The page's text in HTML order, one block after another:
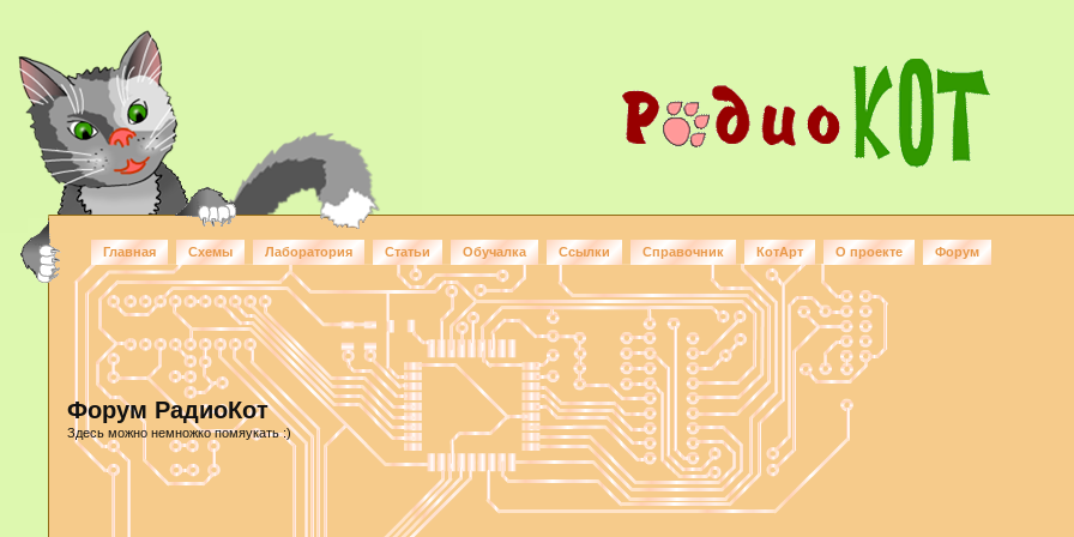
Главная Схемы Лаборатория Статьи Обучалка Ссылки Справочник КотАрт О проекте Форум
Форум РадиоКот
Здесь можно немножко помяукать :)